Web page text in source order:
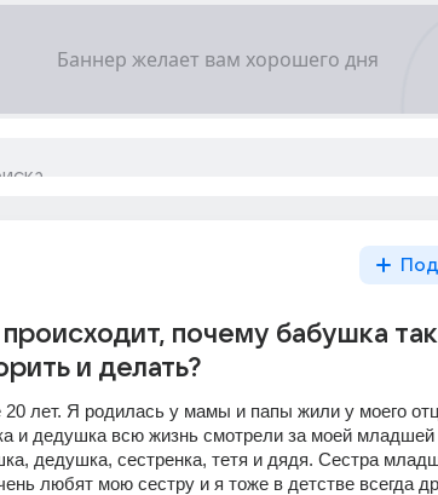
почему бабушка
и делать?
лет. Я родилась у мамы и папы жили у моего
и дедушка всю жизнь смотрели за моей
дедушка, сестренка, тетя и дядя. Сестра
любят мою сестру и я тоже в детстве всегда